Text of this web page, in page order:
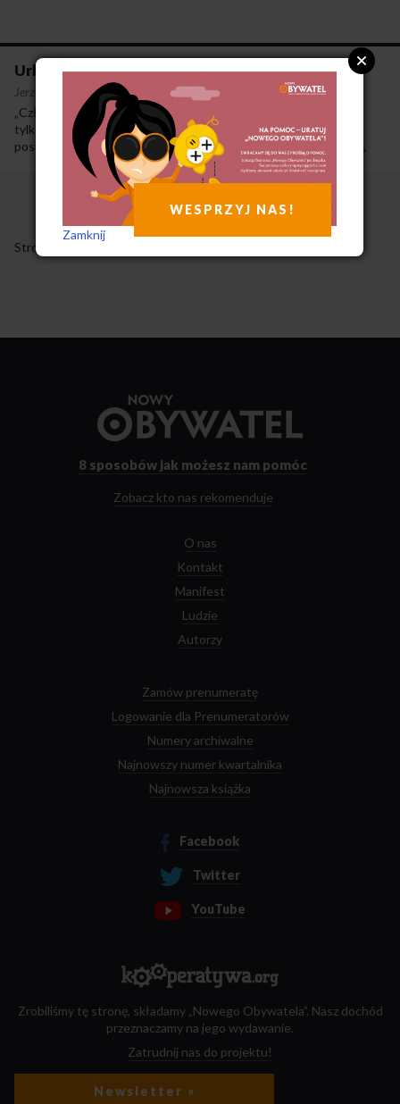
Urbanistyka i krajobraz
Jerzy Hryniewiecki· 27-1-2011
„Człowiek uwielokrotniony” przez technikę i przemysł wtedy
tylko może żyć pełnią życia i szczęścia, jeśli technika, którą się
posiłkuje, jest zdrowa, jeśli jej sens nie gubi się w walce z naturą,
jeśli to, co daje technika, nie było zapłacone tym, co straciła
Strony
strony
8 sposobów jak możesz nam pomóc
Zobacz kto nas rekomenduje
O nas
Kontakt
Manifest
Ludzie
Autorzy
Zamów prenumeratę
Logowanie dla Prenumeratorów
Numery archiwalne
Najnowszy numer kwartalnika
Najnowsza książka
Facebook
Twitter
YouTube
Zrobiliśmy tę stronę, składamy „Nowego Obywatela”. Nasz dochód
przeznaczamy na jego wydawanie.
Zatrudnij nas do projektu!
Newsletter »
WESPRZYJ NAS!
Zamknij